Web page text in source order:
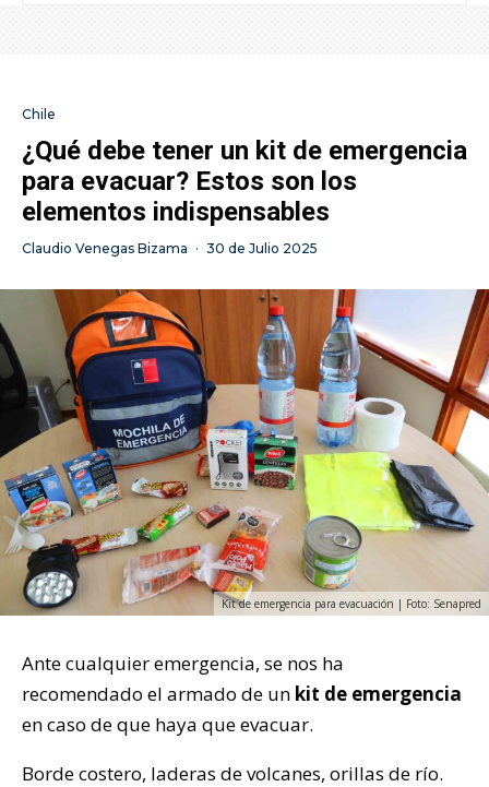
Chile
¿Qué debe tener un kit de emergencia
para evacuar? Estos son los
elementos indispensables
Claudio Venegas Bizama · 30 de Julio 2025
Kit de emergencia para evacuación | Foto: Senapred
Ante cualquier emergencia, se nos ha
recomendado el armado de un kit de emergencia
en caso de que haya que evacuar.
Borde costero, laderas de volcanes, orillas de río.